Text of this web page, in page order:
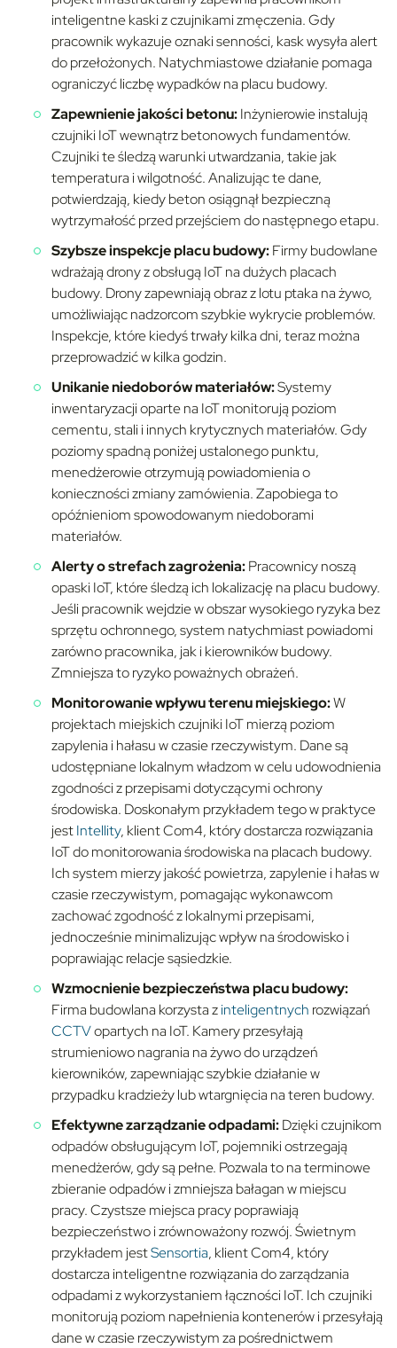
inteligentne kaski z czujnikami zmęczenia. Gdy
pracownik wykazuje oznaki senności, kask wysyła alert
do przełożonych. Natychmiastowe działanie pomaga
ograniczyć liczbę wypadków na placu budowy.
Zapewnienie jakości betonu:Inżynierowie instalują
czujniki IoT wewnątrz betonowych fundamentów.
Czujniki te śledzą warunki utwardzania, takie jak
temperatura i wilgotność. Analizując te dane,
potwierdzają, kiedy beton osiągnął bezpieczną
wytrzymałość przed przejściem do następnego etapu.
Szybsze inspekcje placu budowy:Firmy budowlane
wdrażają drony z obsługą IoT na dużych placach
budowy. Drony zapewniają obraz z lotu ptaka na żywo,
umożliwiając nadzorcom szybkie wykrycie problemów.
Inspekcje, które kiedyś trwały kilka dni, teraz można
przeprowadzić w kilka godzin.
Unikanie niedoborów materiałów:Systemy
inwentaryzacji oparte na IoT monitorują poziom
cementu, stali i innych krytycznych materiałów. Gdy
poziomy spadną poniżej ustalonego punktu,
menedżerowie otrzymują powiadomienia o
konieczności zmiany zamówienia. Zapobiega to
opóźnieniom spowodowanym niedoborami
materiałów.
Alerty o strefach zagrożenia:Pracownicy noszą
opaski IoT, które śledzą ich lokalizację na placu budowy.
Jeśli pracownik wejdzie w obszar wysokiego ryzyka bez
sprzętu ochronnego, system natychmiast powiadomi
zarówno pracownika, jak i kierowników budowy.
Zmniejsza to ryzyko poważnych obrażeń.
Monitorowanie wpływu terenu miejskiego:W
projektach miejskich czujniki IoT mierzą poziom
zapylenia i hałasu w czasie rzeczywistym. Dane są
udostępniane lokalnym władzom w celu udowodnienia
zgodności z przepisami dotyczącymi ochrony
środowiska. Doskonałym przykładem tego w praktyce
jestIntellity, klient Com4, który dostarcza rozwiązania
IoT do monitorowania środowiska na placach budowy.
Ich system mierzy jakość powietrza, zapylenie i hałas w
czasie rzeczywistym, pomagając wykonawcom
zachować zgodność z lokalnymi przepisami,
jednocześnie minimalizując wpływ na środowisko i
poprawiając relacje sąsiedzkie.
Wzmocnienie bezpieczeństwa placu budowy:
Firma budowlana korzysta zinteligentnych rozwiązań
CCTVopartych na IoT. Kamery przesyłają
strumieniowo nagrania na żywo do urządzeń
kierowników, zapewniając szybkie działanie w
przypadku kradzieży lub wtargnięcia na teren budowy.
Efektywne zarządzanie odpadami:Dzięki czujnikom
odpadów obsługującym IoT, pojemniki ostrzegają
menedżerów, gdy są pełne. Pozwala to na terminowe
zbieranie odpadów i zmniejsza bałagan w miejscu
pracy. Czystsze miejsca pracy poprawiają
bezpieczeństwo i zrównoważony rozwój. Świetnym
przykładem jestSensortia, klient Com4, który
dostarcza inteligentne rozwiązania do zarządzania
odpadami z wykorzystaniem łączności IoT. Ich czujniki
monitorują poziom napełnienia kontenerów i przesyłają
dane w czasie rzeczywistym za pośrednictwem